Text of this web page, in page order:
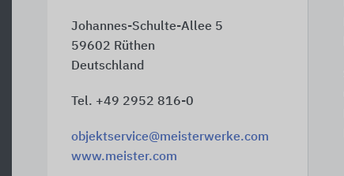
Johannes-Schulte-Allee 5
59602 Rüthen
Deutschland
Tel. +49 2952 816-0
objektservice@meisterwerke.com
www.meister.com